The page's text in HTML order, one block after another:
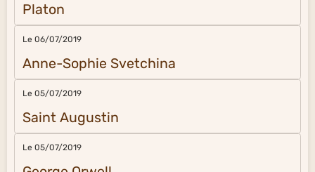
Platon
Le 06/07/2019
Anne-Sophie Svetchina
Le 05/07/2019
Saint Augustin
Le 05/07/2019